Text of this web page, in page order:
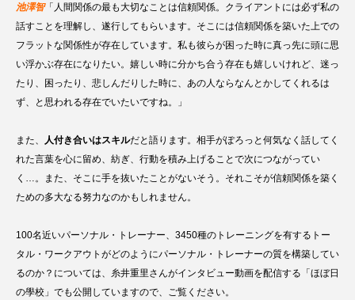
池澤智「人間関係の最も大切なことは信頼関係。クライアントには必ず私の
話すことを理解し、遂行してもらいます。そこには信頼関係を築いた上での
フラットな関係性が存在しています。私も彼らが困った時に真っ先に頭に思
い浮かぶ存在になりたい。嬉しい時に分かち合う存在も嬉しいけれど、迷っ
たり、困ったり、悲しんだりした時に、あの人ならなんとかしてくれるは
ず、と思われる存在でいたいですね。」
また、 人付き合いはスキルだと語ります。相手がぽろっと何気なく話してく
れた言葉を心に留め、紡ぎ、行動を積み上げることで次につながってい
く…。また、そこに手を抜いたことがないそう。それこそが信頼関係を築く
ための多大なる努力なのかもしれません。
100名近いパーソナル・トレーナー、3450種のトレーニングを有するトー
タル・ワークアウトがどのようにパーソナル・トレーナーの質を構築してい
るのか？については、糸井重里さんがインタビュー動画を配信する「ほぼ日
の學校」でも公開していますので、ご覧ください。